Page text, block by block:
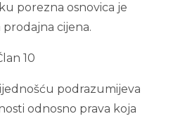
porezna osnovica je
cijena.
10
podrazumijeva
odnosno prava koja